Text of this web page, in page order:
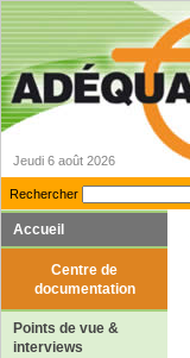
Jeudi 6 août 2026
Rechercher
Accueil
Centre de
documentation
Points de vue &
interviews